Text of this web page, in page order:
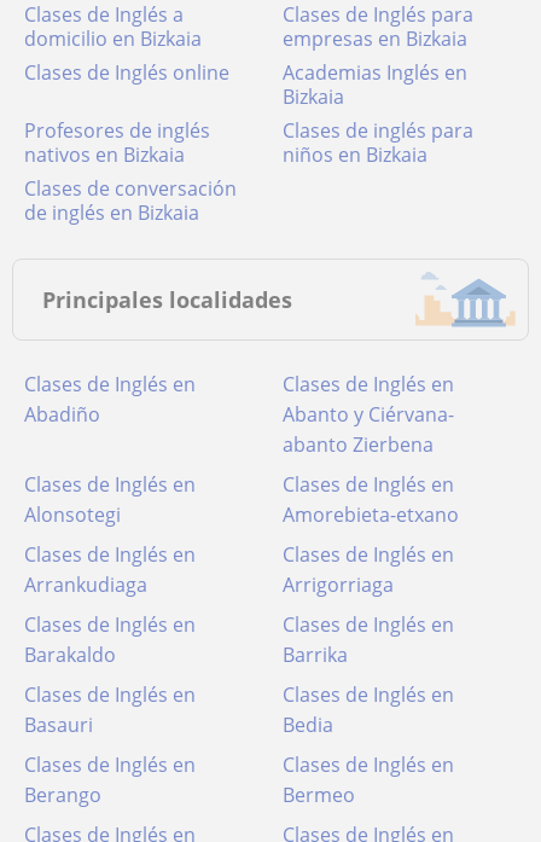
Clases de Inglés a
domicilio en Bizkaia
Clases de Inglés para
empresas en Bizkaia
Clases de Inglés online
academias Inglés en
Bizkaia
Profesores de inglés
nativos en Bizkaia
Clases de inglés para
niños en Bizkaia
Clases de conversación
de inglés en Bizkaia
Principales localidades
Clases de Inglés en
Abadiño
Clases de Inglés en
Abanto y Ciérvana-
abanto Zierbena
Clases de Inglés en
Alonsotegi
Clases de Inglés en
Amorebieta-etxano
Clases de Inglés en
Arrankudiaga
Clases de Inglés en
Arrigorriaga
Clases de Inglés en
Barakaldo
Clases de Inglés en
Barrika
Clases de Inglés en
Basauri
Clases de Inglés en
Bedia
Clases de Inglés en
Berango
Clases de Inglés en
Bermeo
Clases de Inglés en
Clases de Inglés en